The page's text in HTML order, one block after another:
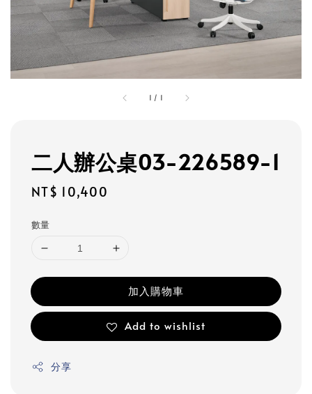
1 / 1
二人辦公桌03-226589-1
Regular
NT$ 10,400
數量
加入購物車
Add to wishlist
分享